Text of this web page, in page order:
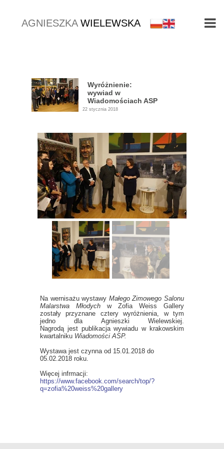
22 stycznia 2018
Na wernisażu wystawy Małego Zimowego Salonu
Malarstwa Młodych w Zofia Weiss Gallery
zostały przyznane cztery wyróżnienia, w tym
jedno dla Agnieszki Wielewskiej.
Nagrodą jest publikacja wywiadu w krakowskim
kwartalniku Wiadomości ASP.
Wystawa jest czynna od 15.01.2018 do
05.02.2018 roku.
Więcej infrmacji:
https://www.facebook.com/search/top/?
q=zofia%20weiss%20gallery
Wyróżnienie:
wywiad w
Wiadomościach ASP
AGNIESZKA WIELEWSKA